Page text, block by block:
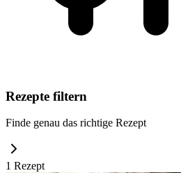
Rezepte filtern
Finde genau das richtige Rezept
1 Rezept